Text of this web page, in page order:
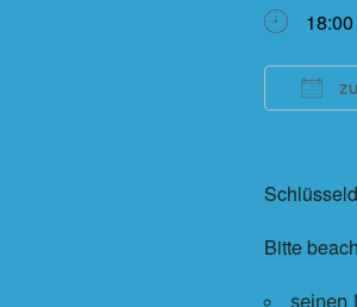
Bitte
seinen